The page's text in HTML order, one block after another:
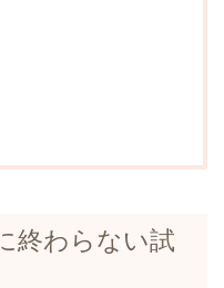
終わらない試